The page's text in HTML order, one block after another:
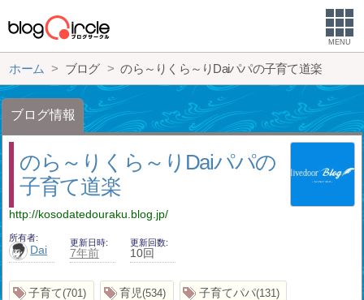
MENU
ホーム ブログ のら～りくら～りDaiパパの子育て道楽
ブログ情報
のら～りくら～りDaiパパの
子育て道楽
http://kosodatedouraku.blog.jp/
所有者
Dai
更新日時
7年前
更新回数
10回
子育て 701 育児 534 子育てパパ 131